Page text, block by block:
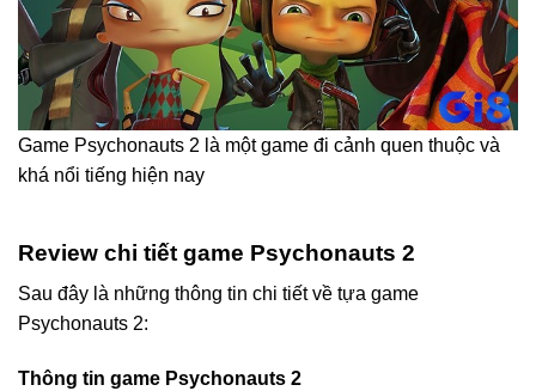
Game Psychonauts 2 là một game đi cảnh quen thuộc và
khá nổi tiếng hiện nay
Review chi tiết game Psychonauts 2
Sau đây là những thông tin chi tiết về tựa game
Psychonauts 2:
Thông tin game Psychonauts 2